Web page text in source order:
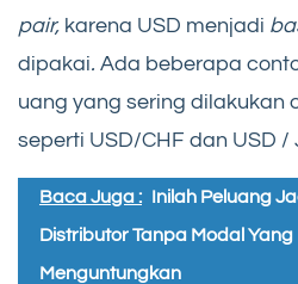
pair, karena USD menjadi
dipakai. Ada beberapa
uang yang sering dilakukan
seperti USD/CHF dan USD /
Baca Juga : Inilah Peluang
Distributor Tanpa Modal Yang
Menguntungkan